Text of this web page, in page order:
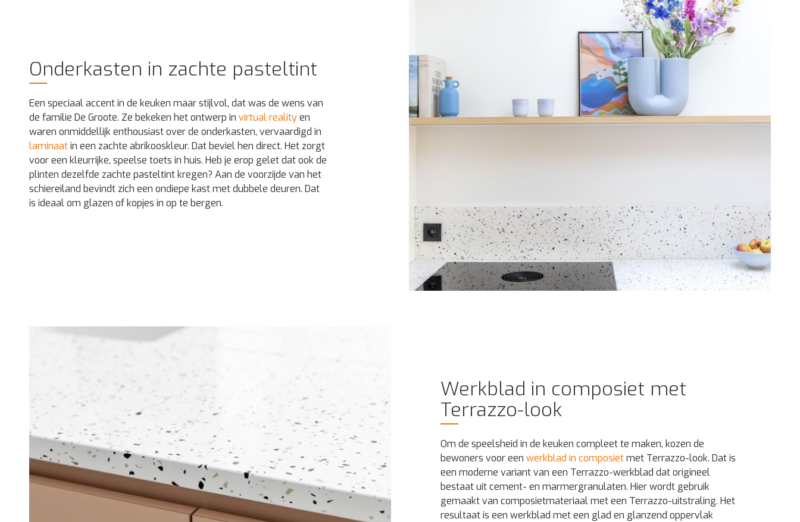
Onderkasten in zachte pasteltint
Een speciaal accent in de keuken maar stijlvol, dat was de wens van
de familie De Groote. Ze bekeken het ontwerp in virtual realityen
waren onmiddellijk enthousiast over de onderkasten, vervaardigd in
laminaatin een zachte abrikooskleur. Dat beviel hen direct. Het zorgt
voor een kleurrijke, speelse toets in huis. Heb je erop gelet dat ook de
plinten dezelfde zachte pasteltint kregen? Aan de voorzijde van het
schiereiland bevindt zich een ondiepe kast met dubbele deuren. Dat
is ideaal om glazen of kopjes in op te bergen.
Werkblad in composiet met
Terrazzo-look
Om de speelsheid in de keuken compleet te maken, kozen de
bewoners voor eenwerkblad in composietmet Terrazzo-look. Dat is
een moderne variant van een Terrazzo-werkblad dat origineel
bestaat uit cement- en marmergranulaten. Hier wordt gebruik
gemaakt van composietmateriaal met een Terrazzo-uitstraling. Het
resultaat is een werkblad met een glad en glanzend oppervlak